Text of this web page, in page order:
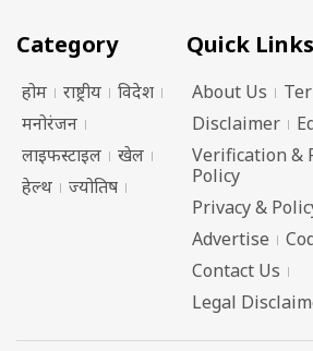
Category
होम राष्ट्रीय
विदेश
मनोरंजन
लाइफस्टाइल
खेल
हेल्थ
ज्योतिष
Quick Links
About Us
Disclaimer
Verification &
Policy
Privacy &
Advertise
Contact Us
Legal